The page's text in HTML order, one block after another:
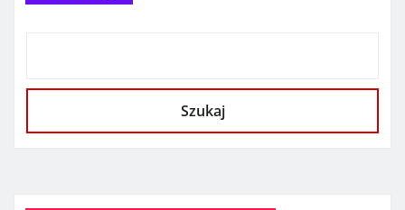
Szukaj